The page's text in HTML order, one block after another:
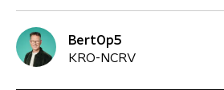
BertOp5
KRO-NCRV